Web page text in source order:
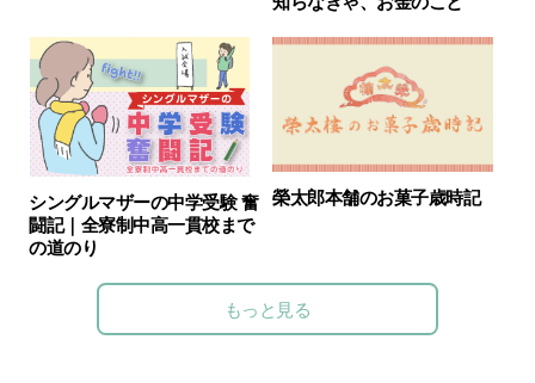
シングルマザーの中学受験 奮
闘記｜全寮制中高一貫校まで
の道のり
榮太郎本舗のお菓子歳時記
もっと見る